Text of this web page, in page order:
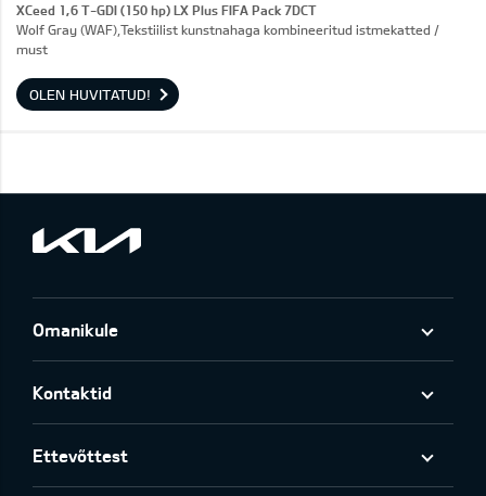
XCeed 1,6 T-GDI (150 hp) LX Plus FIFA Pack 7DCT
Wolf Gray (WAF),Tekstiilist kunstnahaga kombineeritud istmekatted /
must
OLEN HUVITATUD!
Omanikule
Kontaktid
Ettevõttest